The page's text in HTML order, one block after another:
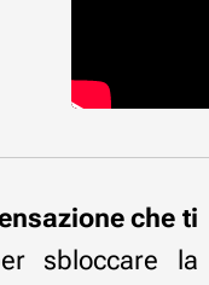
che ti
sbloccare la